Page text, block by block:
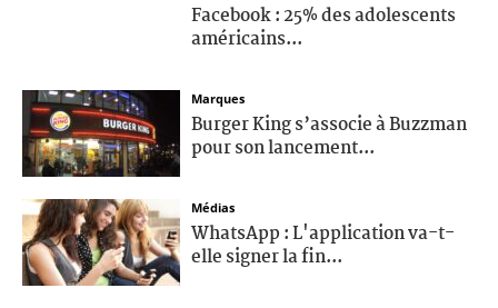
Facebook : 25% des adolescents
américains...
Marques
Burger King s’associe à Buzzman
pour son lancement...
Médias
WhatsApp : L'application va-t-
elle signer la fin...